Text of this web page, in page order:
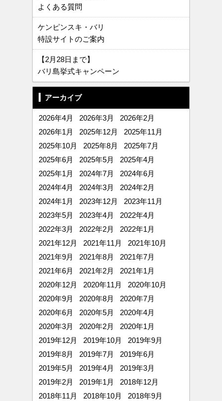
よくある質問
ケンピンスキ・バリ
特設サイトのご案内
【2月28日まで】
バリ島挙式キャンペーン
アーカイブ
2026年4月 2026年3月
2026年2月
2026年1月
2025年12月
2025年11月
2025年10月
2025年8月
2025年7月
2025年6月
2025年5月
2025年4月
2025年1月
2024年7月
2024年6月
2024年4月
2024年3月
2024年2月
2024年1月
2023年12月
2023年11月
2023年5月
2023年4月
2022年4月
2022年3月
2022年2月
2022年1月
2021年12月
2021年11月
2021年10月
2021年9月
2021年8月
2021年7月
2021年6月
2021年2月
2021年1月
2020年12月
2020年11月
2020年10月
2020年9月
2020年8月
2020年7月
2020年6月
2020年5月
2020年4月
2020年3月
2020年2月
2020年1月
2019年12月
2019年10月
2019年9月
2019年8月
2019年7月
2019年6月
2019年5月
2019年4月
2019年3月
2019年2月
2019年1月
2018年12月
2018年11月
2018年10月
2018年9月